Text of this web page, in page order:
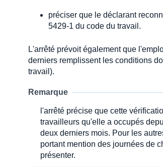
préciser que le déclarant
5429-1 du code du travail.
L'arrêté prévoit également que
derniers remplissent les conditions
travail).
Remarque
l'arrêté précise que cette
travailleurs qu'elle a occupés
deux derniers mois. Pour les
portant mention des journées de
présenter.